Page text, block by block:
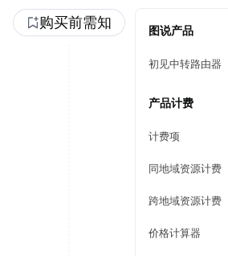
购买前需知 图说产品
初见中转路由器
产品计费
计费项
同地域资源计费
跨地域资源计费
价格计算器